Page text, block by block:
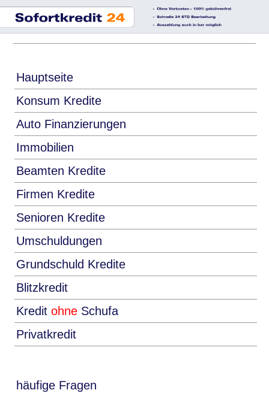
Hauptseite
Konsum Kredite
Auto Finanzierungen
Immobilien
Beamten Kredite
Firmen Kredite
Senioren Kredite
Umschuldungen
Grundschuld Kredite
Blitzkredit
Kreditohne Schufa
Privatkredit
häufige Fragen